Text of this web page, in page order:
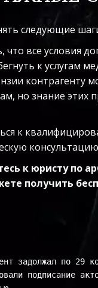
следующие
что все условия
к услугам
контрагенту
но знание
к
к юристу по
получить
задолжал по 29
подписание